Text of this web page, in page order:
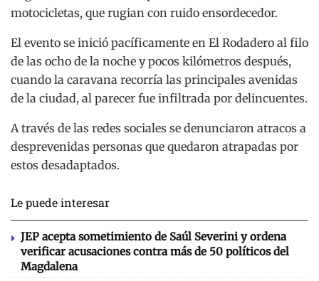
motocicletas, que rugian con ruido ensordecedor.
El evento se inició pacíficamente en El Rodadero al filo
de las ocho de la noche y pocos kilómetros después,
cuando la caravana recorría las principales avenidas
de la ciudad, al parecer fue infiltrada por delincuentes.
A través de las redes sociales se denunciaron atracos a
desprevenidas personas que quedaron atrapadas por
estos desadaptados.
Le puede interesar
JEP acepta sometimiento de Saúl Severini y ordena
verificar acusaciones contra más de 50 políticos del
Magdalena